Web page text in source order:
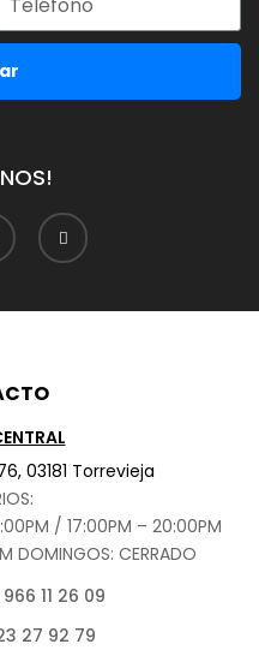
03181 Torrevieja
/ 17:00PM – 20:00PM
DOMINGOS: CERRADO
966 11 26 09
27 92 79